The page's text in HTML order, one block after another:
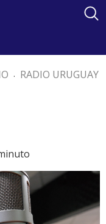
. RADIO URUGUAY